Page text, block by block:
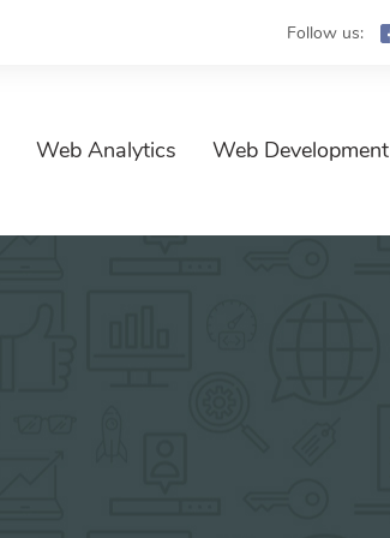
Follow us:
Web Analytics Web Development